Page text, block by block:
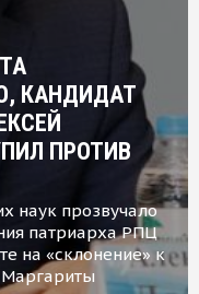
КАНДИДАТ
ПРОТИВ
наук прозвучало
патриарха РПЦ
на «склонение» к
Маргариты